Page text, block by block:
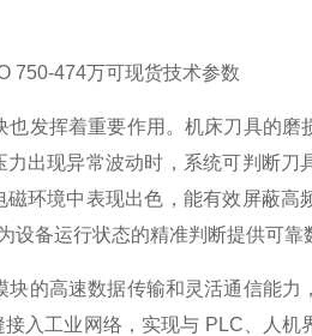
发挥着重要作用。机床刀具的
出现异常波动时，系统可判断刀
环境中表现出色，能有效屏蔽高
备运行状态的精准判断提供可靠
的高速数据传输和灵活通信能
入工业网络，实现与 PLC、人